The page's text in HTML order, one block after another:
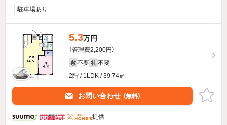
駐車場あり
5.3万円
（管理費2,200円）
敷 不要 礼 不要
2階 / 1LDK / 39.74㎡
お問い合わせ （無料）
提供